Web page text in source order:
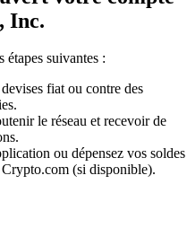
Inc.
suivantes :
fiat ou contre des
le réseau et recevoir de
ou dépensez vos soldes
(si disponible).